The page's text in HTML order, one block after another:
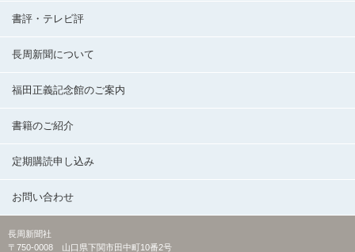
書評・テレビ評
長周新聞について
福田正義記念館のご案内
書籍のご紹介
定期購読申し込み
お問い合わせ
長周新聞社
〒750-0008 山口県下関市田中町10番2号